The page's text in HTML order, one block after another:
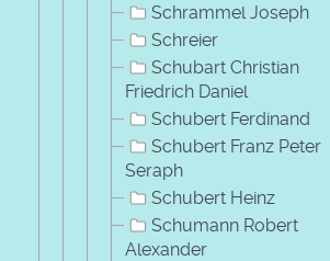
Schrammel Joseph
Schreier
Schubart Christian
Friedrich Daniel
Schubert Ferdinand
Schubert Franz Peter
Seraph
Schubert Heinz
Schumann Robert
Alexander